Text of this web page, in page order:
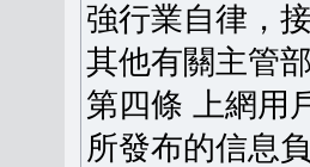
強行業自律，
其他有關主管
第四條 上網用
所發布的信息負